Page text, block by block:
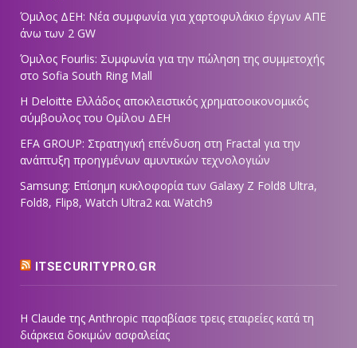
Όμιλος ΔΕΗ: Νέα συμφωνία για χαρτοφυλάκιο έργων ΑΠΕ
άνω των 2 GW
Όμιλος Fourlis: Συμφωνία για την πώληση της συμμετοχής
στο Sofia South Ring Mall
Η Deloitte Ελλάδος αποκλειστικός χρηματοοικονομικός
σύμβουλος του Ομίλου ΔΕΗ
EFA GROUP: Στρατηγική επένδυση στη Fractal για την
ανάπτυξη προηγμένων αμυντικών τεχνολογιών
Samsung: Επίσημη κυκλοφορία των Galaxy Z Fold8 Ultra,
Fold8, Flip8, Watch Ultra2 και Watch9
ITSECURITYPRO.GR
Η Claude της Anthropic παραβίασε τρεις εταιρείες κατά τη
διάρκεια δοκιμών ασφαλείας